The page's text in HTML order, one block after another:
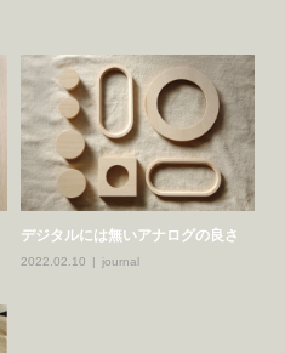
デジタルには無いアナログの良さ
2022.02.10 journal